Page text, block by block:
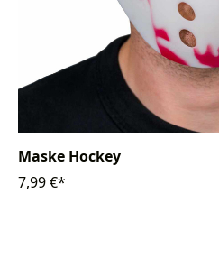
Maske Hockey
7,99 €*